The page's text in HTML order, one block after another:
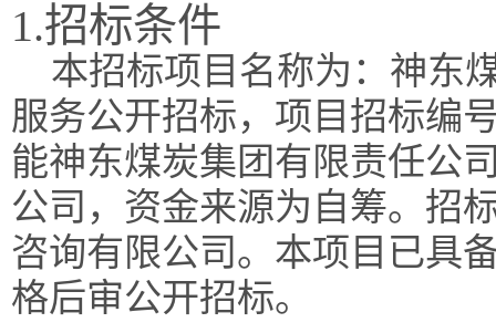
1.招标条件
本招标项目名称为：神东
服务公开招标，项目招标编
能神东煤炭集团有限责任公
公司，资金来源为自筹。招
咨询有限公司。本项目已具
格后审公开招标。